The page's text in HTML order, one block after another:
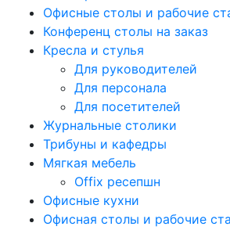
Офисные столы и рабочие
Конференц столы на заказ
Кресла и стулья
Для руководителей
Для персонала
Для посетителей
Журнальные столики
Трибуны и кафедры
Мягкая мебель
Offix ресепшн
Офисные кухни
Офисная столы и рабочие